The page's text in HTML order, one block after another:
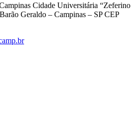
Cidade Universitária “Zeferino
Geraldo – Campinas – SP CEP